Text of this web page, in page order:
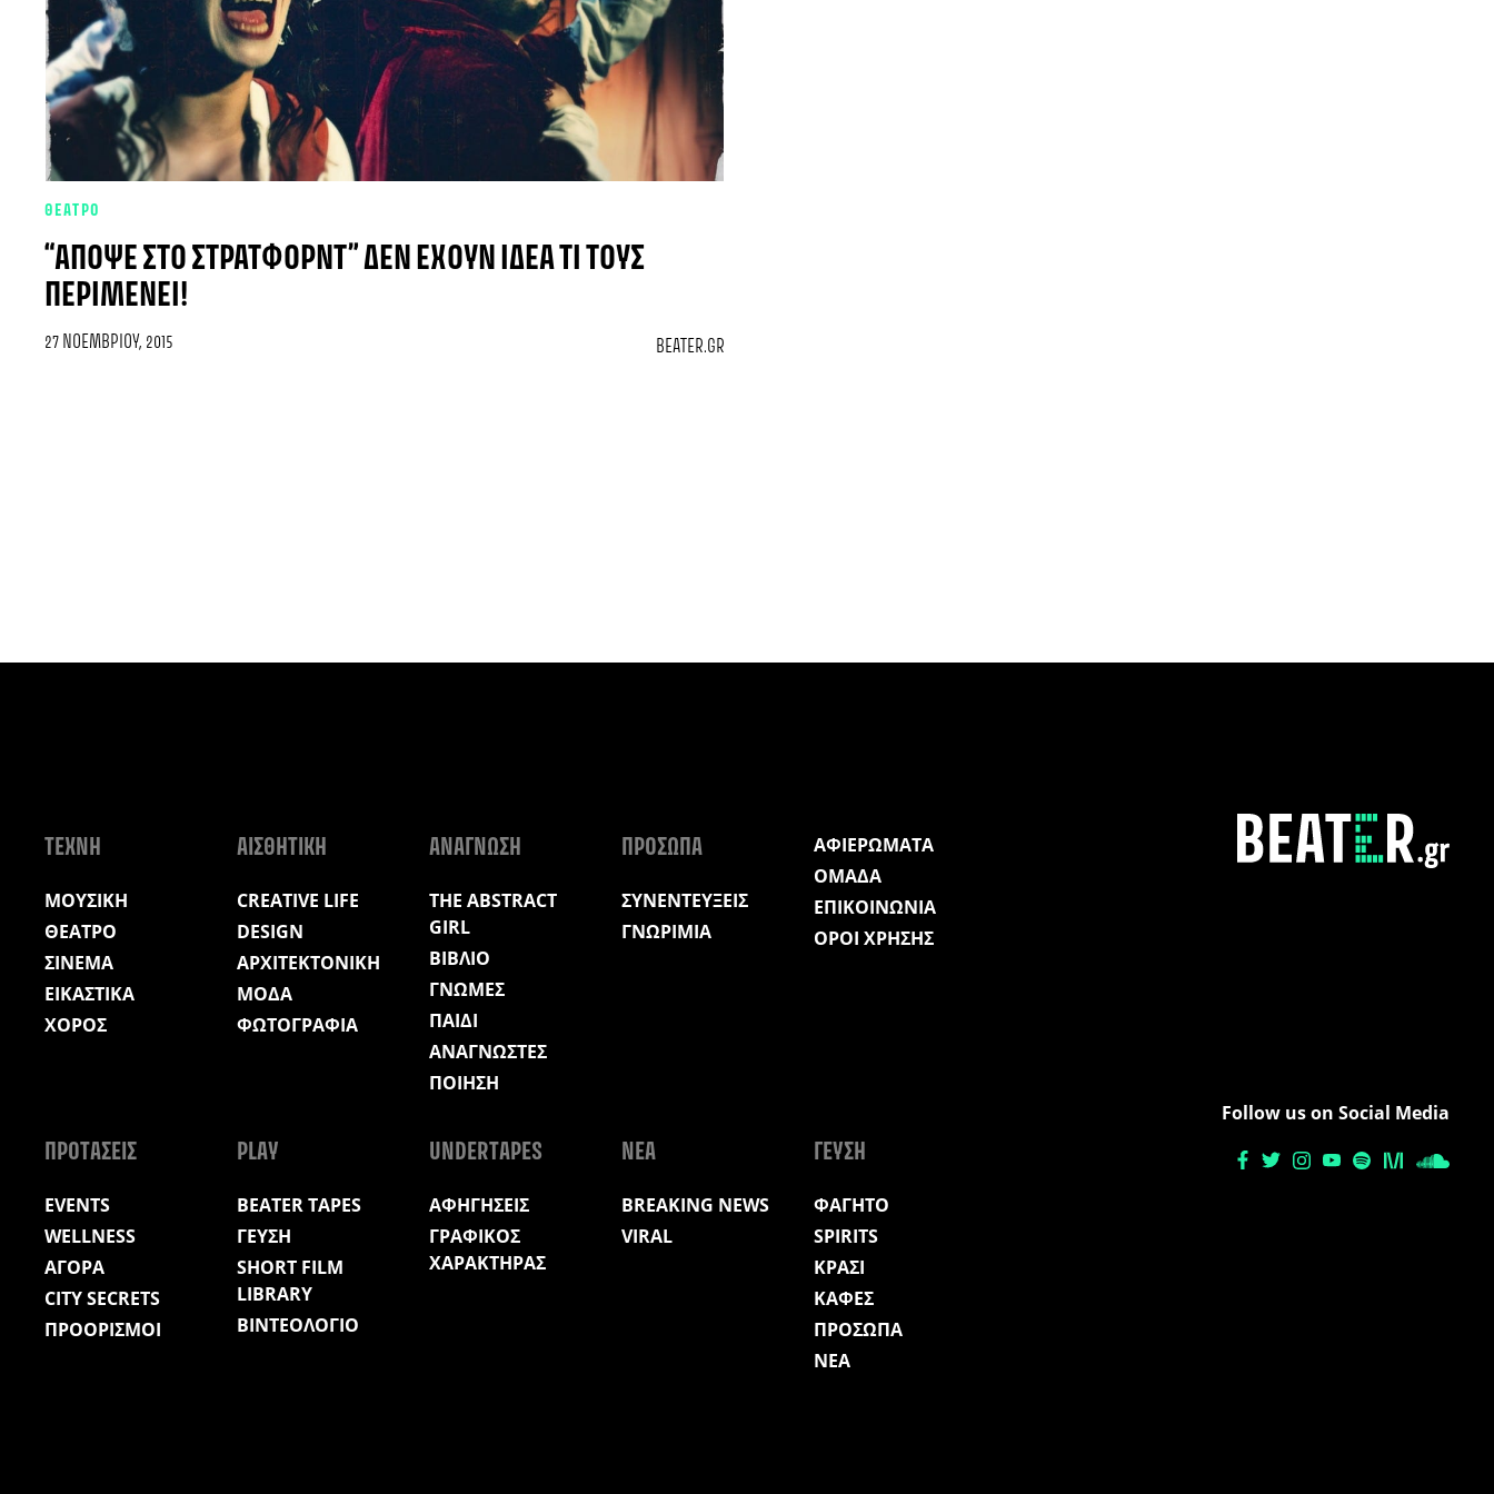
ΘΕΑΤΡΟ
“ΑΠΌΨΕ ΣΤΟ ΣΤΡΆΤΦΟΡΝΤ” ΔΕΝ ΈΧΟΥΝ ΙΔΈΑ ΤΙ ΤΟΥΣ
ΠΕΡΙΜΈΝΕΙ!
27 ΝΟΕΜΒΡΊΟΥ, 2015 BEATER.GR
ΤΕΧΝΗ
ΜΟΥΣΙΚΗ
ΘΕΑΤΡΟ
ΣΙΝΕΜΑ
ΕΙΚΑΣΤΙΚΑ
ΧΟΡΟΣ
ΑΙΣΘΗΤΙΚΗ
CREATIVE LIFE
DESIGN
ΑΡΧΙΤΕΚΤΟΝΙΚΗ
ΜΟΔΑ
ΦΩΤΟΓΡΑΦΙΑ
ΑΝΑΓΝΩΣΗ
THE ABSTRACT
GIRL
ΒΙΒΛΙΟ
ΓΝΩΜΕΣ
ΠΑΙΔΙ
ΑΝΑΓΝΩΣΤΕΣ
ΠΟΙΗΣΗ
ΠΡΟΣΩΠΑ
ΣΥΝΕΝΤΕΥΞΕΙΣ
ΓΝΩΡΙΜΙΑ
ΑΦΙΕΡΩΜΑΤΑ
ΟΜΑΔΑ
ΕΠΙΚΟΙΝΩΝΙΑ
ΟΡΟΙ ΧΡΗΣΗΣ
ΠΡΟΤΑΣΕΙΣ
EVENTS
WELLNESS
ΑΓΟΡΑ
CITY SECRETS
ΠΡΟΟΡΙΣΜΟΙ
PLAY
BEATER TAPES
ΓΕΥΣΗ
SHORT FILM
LIBRARY
ΒΙΝΤΕΟΛΟΓΙΟ
UNDERTAPES
ΑΦΗΓΗΣΕΙΣ
ΓΡΑΦΙΚΟΣ
ΧΑΡΑΚΤΗΡΑΣ
ΝΕΑ
BREAKING NEWS
VIRAL
ΓΕΥΣΗ
ΦΑΓΗΤΟ
SPIRITS
ΚΡΑΣΙ
ΚΑΦΕΣ
ΠΡΟΣΩΠΑ
ΝΕΑ
Follow us on Social Media